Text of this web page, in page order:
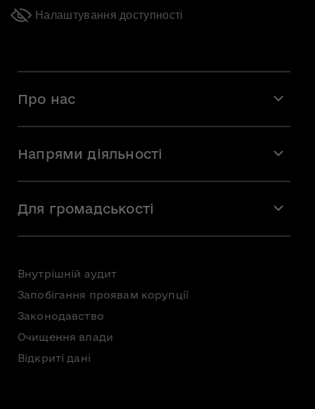
Налаштування доступності
Про нас
Команда
Вакансії
Напрями діяльності
Мистецька освіта
Для громадськості
Внутрішній аудит
Запобігання проявам корупції
Законодавство
Очищення влади
Відкриті дані